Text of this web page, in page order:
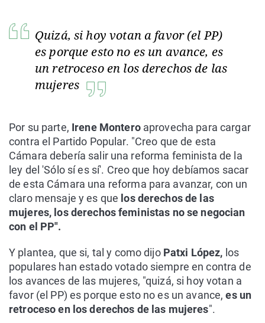
Quizá, si hoy votan a favor (el PP)
es porque esto no es un avance, es
un retroceso en los derechos de las
mujeres
Por su parte, Irene Montero aprovecha para cargar
contra el Partido Popular. "Creo que de esta
Cámara debería salir una reforma feminista de la
ley del 'Sólo sí es sí'. Creo que hoy debíamos sacar
de esta Cámara una reforma para avanzar, con un
claro mensaje y es que los derechos de las
mujeres, los derechos feministas no se negocian
con el PP".
Y plantea, que si, tal y como dijoPatxi López, los
populares han estado votado siempre en contra de
los avances de las mujeres, "quizá, si hoy votan a
favor (el PP) es porque esto no es un avance, es un
retroceso en los derechos de las mujeres".